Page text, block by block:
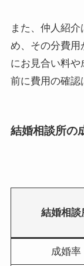
また、仲人紹
め、その分費用
にお見合い料
前に費用の確認
結婚相談所の
結婚相談
成婚率